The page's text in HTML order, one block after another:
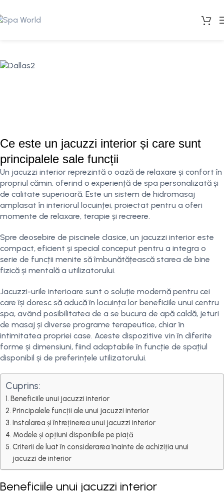
Ce este un jacuzzi interior și care sunt
principalele sale funcții
Un jacuzzi interior reprezintă o oază de relaxare și confort în
propriul cămin, oferind o experiență de spa personalizată și
de calitate superioară. Este un sistem de hidromasaj
amplasat în interiorul locuinței, proiectat pentru a oferi
momente de relaxare, terapie și recreere.
Spre deosebire de piscinele clasice, un jacuzzi interior este
compact, eficient și special conceput pentru a integra o
serie de funcții menite să îmbunătățească starea de bine
fizică și mentală a utilizatorului.
Jacuzzi-urile interioare sunt o soluție modernă pentru cei
care își doresc să aducă în locuința lor beneficiile unui centru
spa, având posibilitatea de a se bucura de apă caldă, jeturi
de masaj și diverse programe terapeutice, chiar în
intimitatea propriei case. Aceste dispozitive vin în diferite
forme și dimensiuni, fiind adaptabile în funcție de spațiul
disponibil și de preferințele utilizatorului.
Cuprins:
Beneficiile unui jacuzzi interior
Principalele funcții ale unui jacuzzi interior
Instalarea și întreținerea unui jacuzzi interior
Modele și opțiuni disponibile pe piață
Criterii de luat în considerarea înainte de achiziția unui
jacuzzi de interior
Beneficiile unui jacuzzi interior